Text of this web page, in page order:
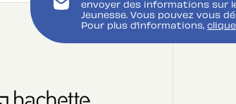
envoyer des informations sur
Jeunesse. Vous pouvez vous
Pour plus d’informations,